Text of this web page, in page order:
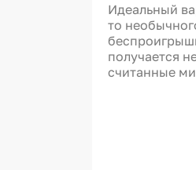
Идеальный
то
получается
считанные